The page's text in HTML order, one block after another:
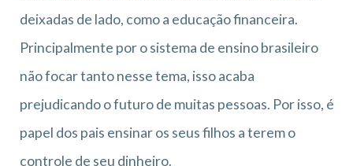
deixadas de lado, como a educação financeira.
Principalmente por o sistema de ensino brasileiro
não focar tanto nesse tema, isso acaba
prejudicando o futuro de muitas pessoas. Por isso, é
papel dos pais ensinar os seus filhos a terem o
controle de seu dinheiro.